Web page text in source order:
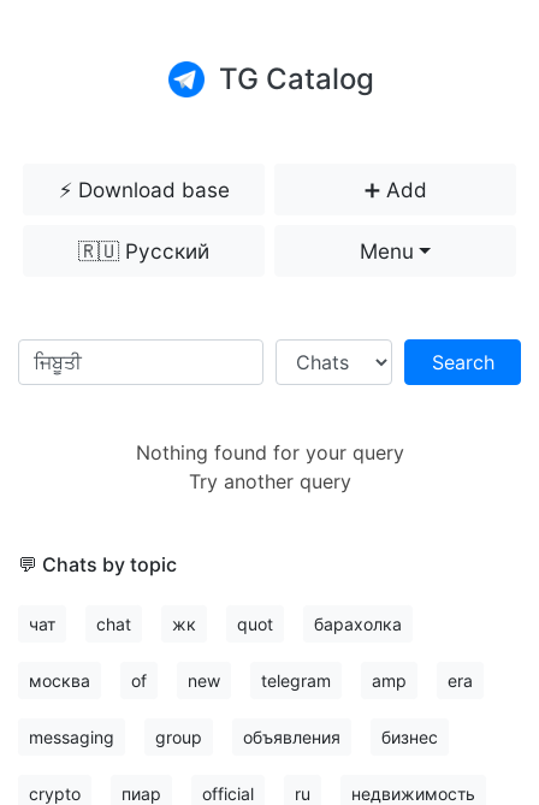
TG Catalog
⚡️ Download base ➕ Add
🇷🇺 Русский Menu
Search
Nothing found for your query
Try another query
💬 Chats by topic
чат chat жк quot барахолка
москва of new telegram amp era
messaging group объявления бизнес
crypto пиар official ru недвижимость